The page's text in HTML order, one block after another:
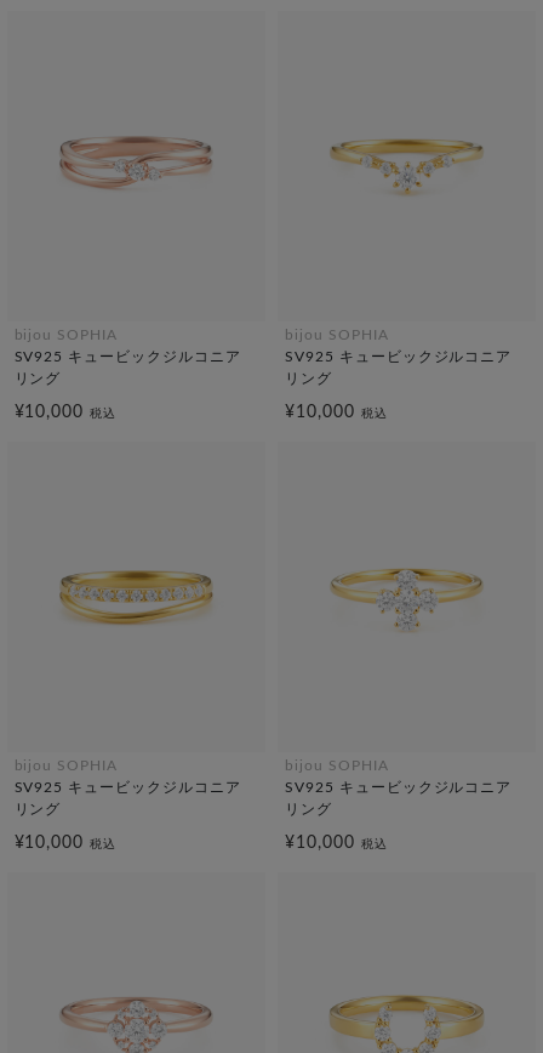
bijou SOPHIA
SV925 キュービックジルコニア
リング
¥10,000税込
bijou SOPHIA
SV925 キュービックジルコニア
リング
¥10,000 税込
bijou SOPHIA
SV925 キュービックジルコニア
リング
¥10,000税込
bijou SOPHIA
SV925 キュービックジルコニア
リング
¥10,000 税込